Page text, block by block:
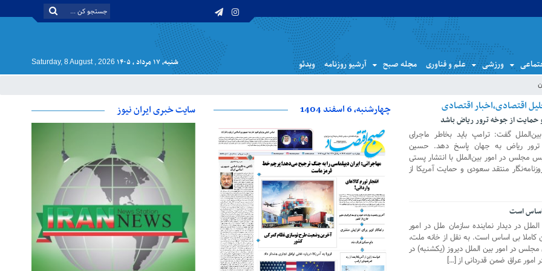
ورزشی علم و فناوری مجله صبح آرشیو روزنامه ویدئو شنبه, ۱۷ مرداد , ۱۴۰۵ Saturday, 8 August , 2026
از جوخه ترور ریاض باشد
گفت: ترامپ باید بخاطر ماجرای
ریاض به جهان پاسخ دهد. حسین
مجلس در امور بین‌الملل با انتشار پستی
منتقد سعودی و حمایت آمریکا از
اساس است
در دیدار نماینده سازمان ملل در امور
کاملا بی اساس است. به نقل از خانه ملت،
مجلس در امور بین الملل دیروز (یکشنبه) در
امور عراق ضمن قدردانی از […]
چهارشنبه، 6 اسفند 1404 سایت خبری ایران نیوز